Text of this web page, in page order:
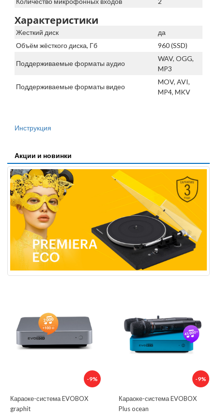
Характеристики
Жесткий диск
да
Объём жёсткого диска, Гб
960 (SSD)
Поддерживаемые форматы аудио
WAV, OGG,
MP3
Поддерживаемые форматы видео
MOV, AVI,
MP4, MKV
Инструкция
Акции и новинки
-9%
Караоке-система EVOBOX
graphit
-9%
Караоке-система EVOBOX
Plus ocean